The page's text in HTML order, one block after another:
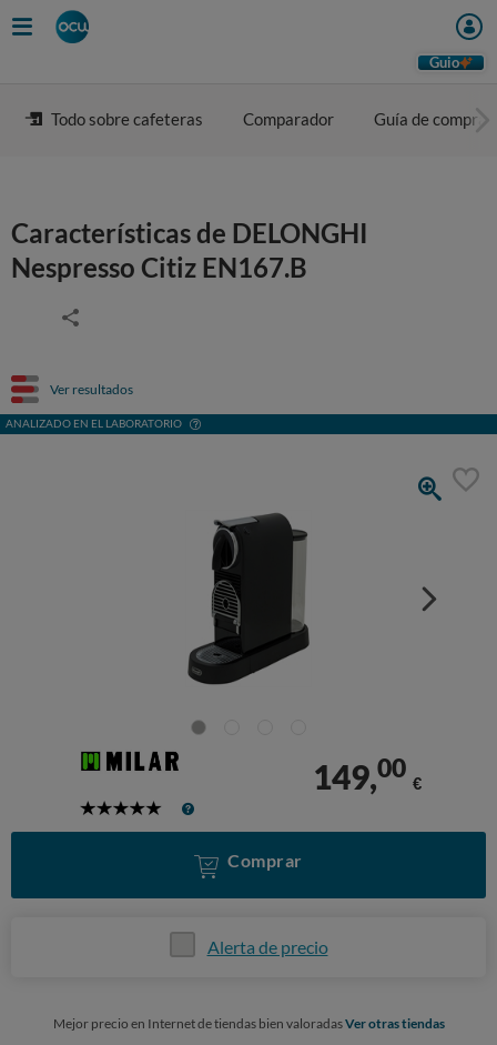
Guio
Todo sobre cafeteras Comparador Guía de compra
Características de DELONGHI
Nespresso Citiz EN167.B
Ver resultados
ANALIZADO EN EL LABORATORIO
5
149,00
€
Comprar
Alerta de precio
Mejor precio en Internet de tiendas bien valoradasVer otras tiendas